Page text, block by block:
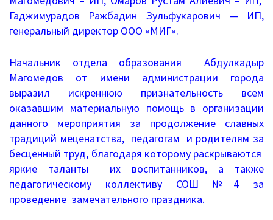
Механизмы управления качеством
образования
2020/2021 учебный год
2021/2022 учебный год
Аналитическая справка
Летний лагерь
Снижение документационной нагрузки
Управление и надзор в сфере
Гаджимурадов Ражбадин Зульфукарович — ИП,
генеральный директор ООО «МИГ».
Начальник отдела образования Абдулкадыр
Магомедов от имени администрации города
выразил искреннюю признательность всем
оказавшим материальную помощь в организации
данного мероприятия за продолжение славных
традиций меценатства, педагогам и родителям за
бесценный труд, благодаря которому раскрываются
яркие таланты их воспитанников, а также
педагогическому коллективу СОШ №4 за
проведение замечательного праздника.